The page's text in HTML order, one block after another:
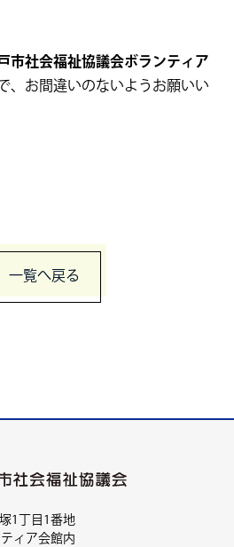
市社会福祉協議会ボランティア
、お間違いのないようお願いい
一覧へ戻る
1丁目1番地
ィア会館内